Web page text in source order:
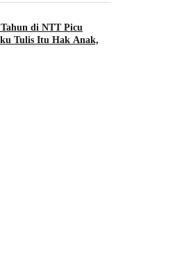
di NTT Picu
Tulis Itu Hak Anak,